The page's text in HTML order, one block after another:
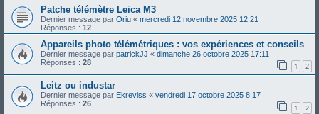
Patche télémètre Leica M3
Dernier message par Oriu « mercredi 12 novembre 2025 12:21
Réponses : 12
Appareils photo télémétriques : vos expériences et conseils
Dernier message par patrickJJ « dimanche 26 octobre 2025 17:11
Réponses : 28 1 2
Leitz ou industar
Dernier message par Ekreviss « vendredi 17 octobre 2025 8:17
Réponses : 26 1 2